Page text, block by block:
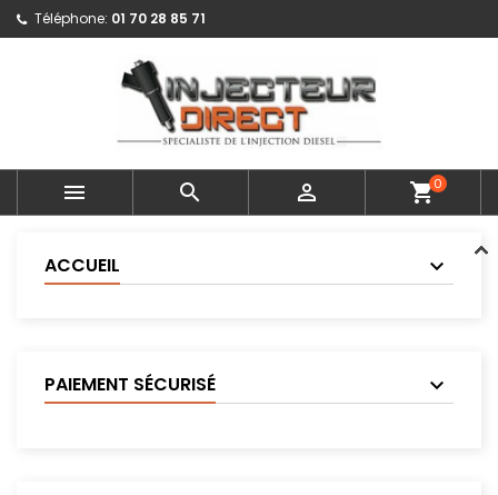
Téléphone: 01 70 28 85 71
   shopping_cart0
ACCUEIL
PAIEMENT SÉCURISÉ